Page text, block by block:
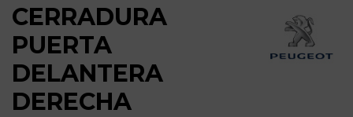
CERRADURA
PUERTA
DELANTERA
DERECHA